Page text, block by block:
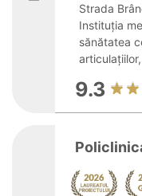
Strada
Instituția
sănătatea
9.3